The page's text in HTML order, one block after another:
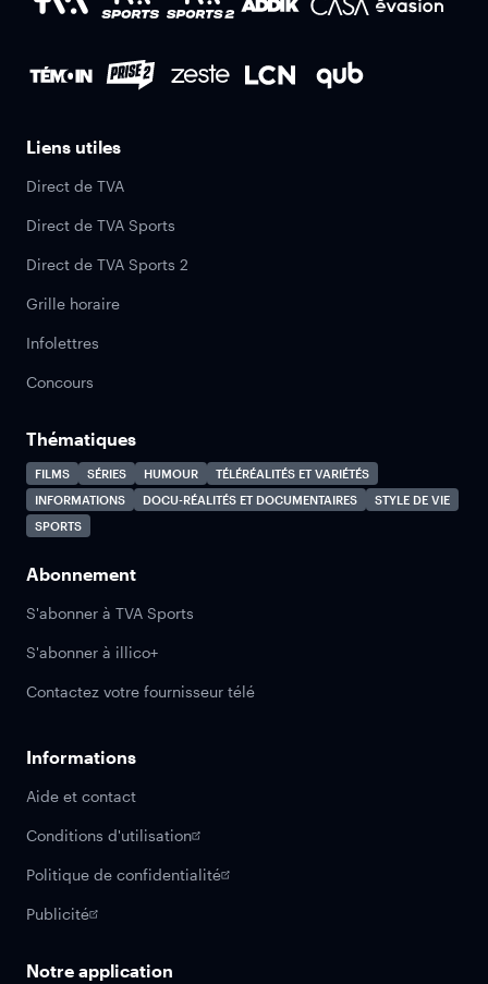
Liens utiles
Direct de TVA
Direct de TVA Sports
Direct de TVA Sports 2
Grille horaire
Infolettres
Concours
Thématiques
FILMS SÉRIES HUMOUR
TÉLÉRÉALITÉS ET VARIÉTÉS
INFORMATIONS
DOCU-RÉALITÉS ET DOCUMENTAIRES
STYLE DE VIE
SPORTS
Abonnement
S'abonner à TVA Sports
S'abonner à illico+
Contactez votre fournisseur télé
Informations
Aide et contact
Conditions d'utilisation
Politique de confidentialité
Publicité
Notre application